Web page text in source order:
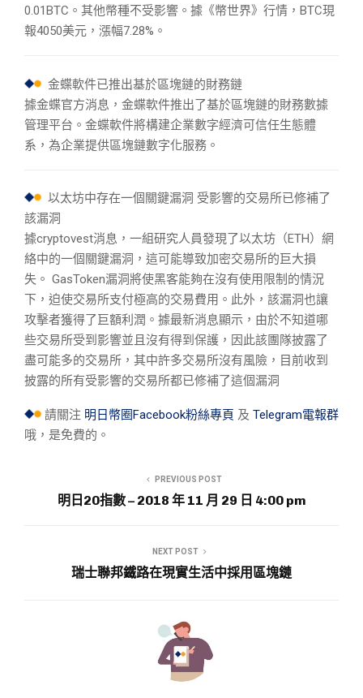
0.01BTC。其他幣種不受影響。據《幣世界》行情，BTC現
報4050美元，漲幅7.28%。
金蝶軟件已推出基於區塊鏈的財務鏈
據金蝶官方消息，金蝶軟件推出了基於區塊鏈的財務數據
管理平台。金蝶軟件將構建企業數字經濟可信任生態體
系，為企業提供區塊鏈數字化服務。
以太坊中存在一個關鍵漏洞 受影響的交易所已修補了
該漏洞
據cryptovest消息，一組研究人員發現了以太坊（ETH）網
絡中的一個關鍵漏洞，這可能導致加密交易所的巨大損
失。 GasToken漏洞將使黑客能夠在沒有使用限制的情況
下，迫使交易所支付極高的交易費用。此外，該漏洞也讓
攻擊者獲得了巨額利潤。據最新消息顯示，由於不知道哪
些交易所受到影響並且沒有得到保護，因此該團隊披露了
盡可能多的交易所，其中許多交易所沒有風險，目前收到
披露的所有受影響的交易所都已修補了這個漏洞
請關注 明日幣圈Facebook粉絲專頁 及 Telegram電報群
哦，是免費的。
PREVIOUS POST
明日20指數 – 2018 年 11 月 29 日 4:00 pm
NEXT POST
瑞士聯邦鐵路在現實生活中採用區塊鏈